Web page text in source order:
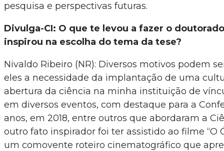
pesquisa e perspectivas futuras.
Divulga-CI: O que te levou a fazer o
inspirou na escolha do tema da tese?
Nivaldo Ribeiro (NR): Diversos motivos podem
eles a necessidade da implantação de uma
abertura da ciência na minha instituição de
em diversos eventos, com destaque para a
anos, em 2018, entre outros que abordaram a
outro fato inspirador foi ter assistido ao filme “O
um comovente roteiro cinematográfico que